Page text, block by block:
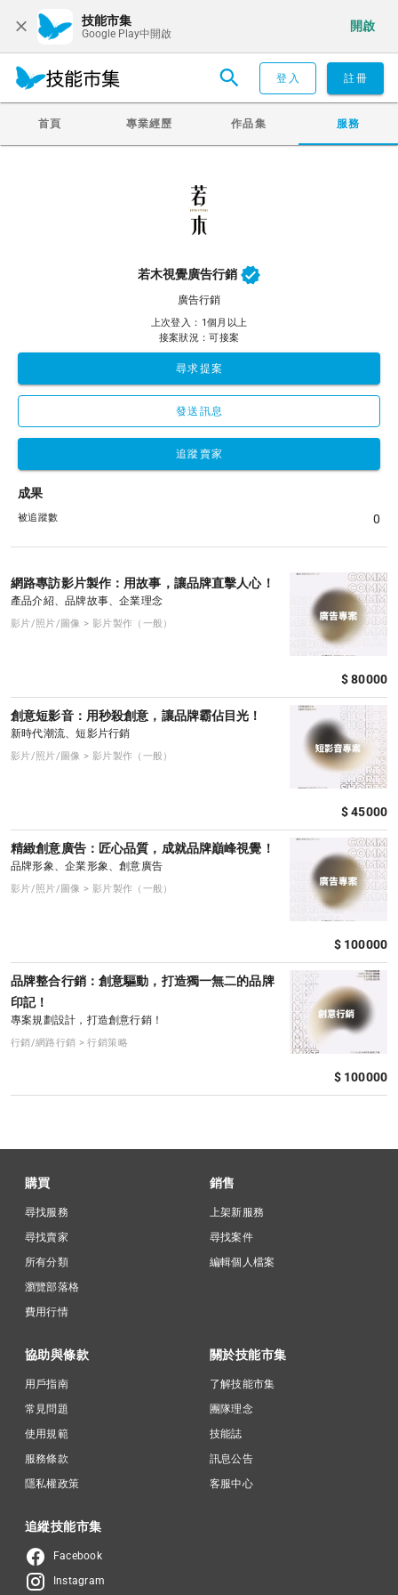
技能市集
Google Play中開啟
開啟
登入 註冊
首頁 專業經歷 作品集 服務
若木視覺廣告行銷
廣告行銷
上次登入：1個月以上
接案狀況：可接案
尋求提案
發送訊息
追蹤賣家
成果
被追蹤數 0
網路專訪影片製作：用故事，讓品牌直擊人心！
產品介紹、品牌故事、企業理念
影片/照片/圖像 > 影片製作（一般）
$ 80000
創意短影音：用秒殺創意，讓品牌霸佔目光！
新時代潮流、短影片行銷
影片/照片/圖像 > 影片製作（一般）
$ 45000
精緻創意廣告：匠心品質，成就品牌巔峰視覺！
品牌形象、企業形象、創意廣告
影片/照片/圖像 > 影片製作（一般）
$ 100000
品牌整合行銷：創意驅動，打造獨一無二的品牌
印記！
專案規劃設計，打造創意行銷！
行銷/網路行銷 > 行銷策略
$ 100000
購買
尋找服務
尋找賣家
所有分類
瀏覽部落格
費用行情
銷售
上架新服務
尋找案件
編輯個人檔案
協助與條款
用戶指南
常見問題
使用規範
服務條款
隱私權政策
關於技能市集
了解技能市集
團隊理念
技能誌
訊息公告
客服中心
追縱技能市集
Facebook
Instagram